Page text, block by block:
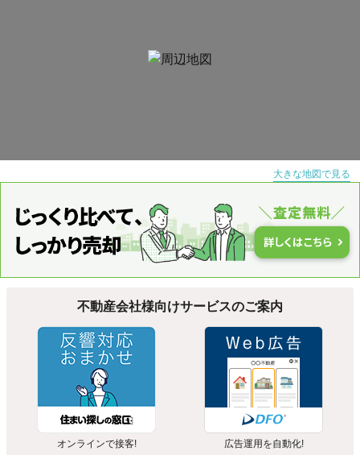
大きな地図で見る
不動産会社様向けサービスのご案内
オンラインで接客! 広告運用を自動化!